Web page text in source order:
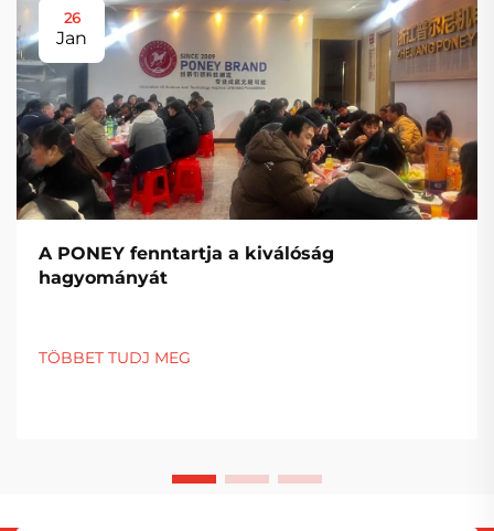
26
Jan
A PONEY fenntartja a kiválóság
hagyományát
TÖBBET TUDJ MEG